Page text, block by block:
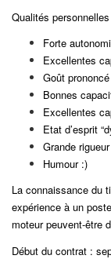
Qualités
Forte
Excellentes
Goût
Bonnes
Excellentes
Etat d’esprit
Grande
Humour :)
La connaissance du
expérience à un
moteur peuvent-être
Début du contrat :